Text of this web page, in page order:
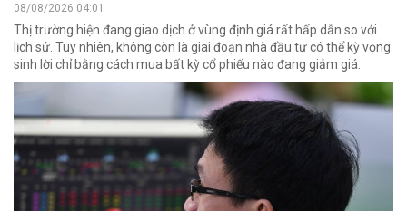
08/08/2026 04:01
Thị trường hiện đang giao dịch ở vùng định giá rất hấp dẫn so với
lịch sử. Tuy nhiên, không còn là giai đoạn nhà đầu tư có thể kỳ vọng
sinh lời chỉ bằng cách mua bất kỳ cổ phiếu nào đang giảm giá.